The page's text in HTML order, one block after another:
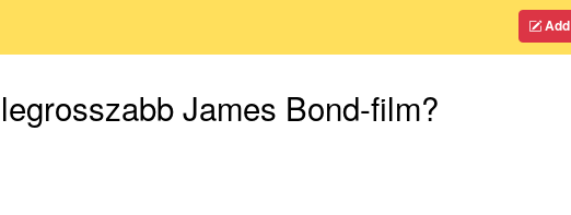
Add
James Bond-film?